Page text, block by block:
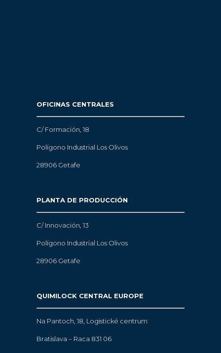
OFICINAS CENTRALES
C/ Formación, 18
Polígono Industrial Los Olivos
28906 Getafe
PLANTA DE PRODUCCIÓN
C/ Innovación, 13
Polígono Industrial Los Olivos
28906 Getafe
QUIMILOCK CENTRAL EUROPE
Na Pantoch, 18, Logistické centrum
Bratislava – Raca 831 06